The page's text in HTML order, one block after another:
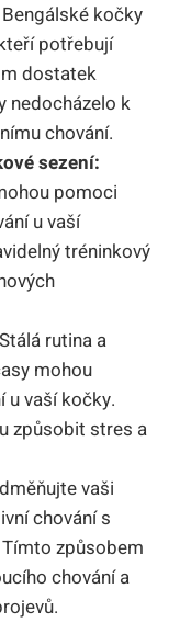
Bengálské kočky
potřebují
dostatek
nedocházelo k
chování.
sezení:
pomoci
u vaší
tréninkový
Stálá rutina a
mohou
u vaší kočky.
způsobit stres a
vaši
chování s
způsobem
chování a